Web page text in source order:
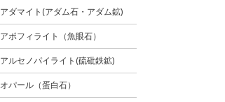
アダマイト(アダム石・アダム鉱)
アポフィライト（魚眼石）
アルセノパイライト(硫砒鉄鉱)
オパール（蛋白石）